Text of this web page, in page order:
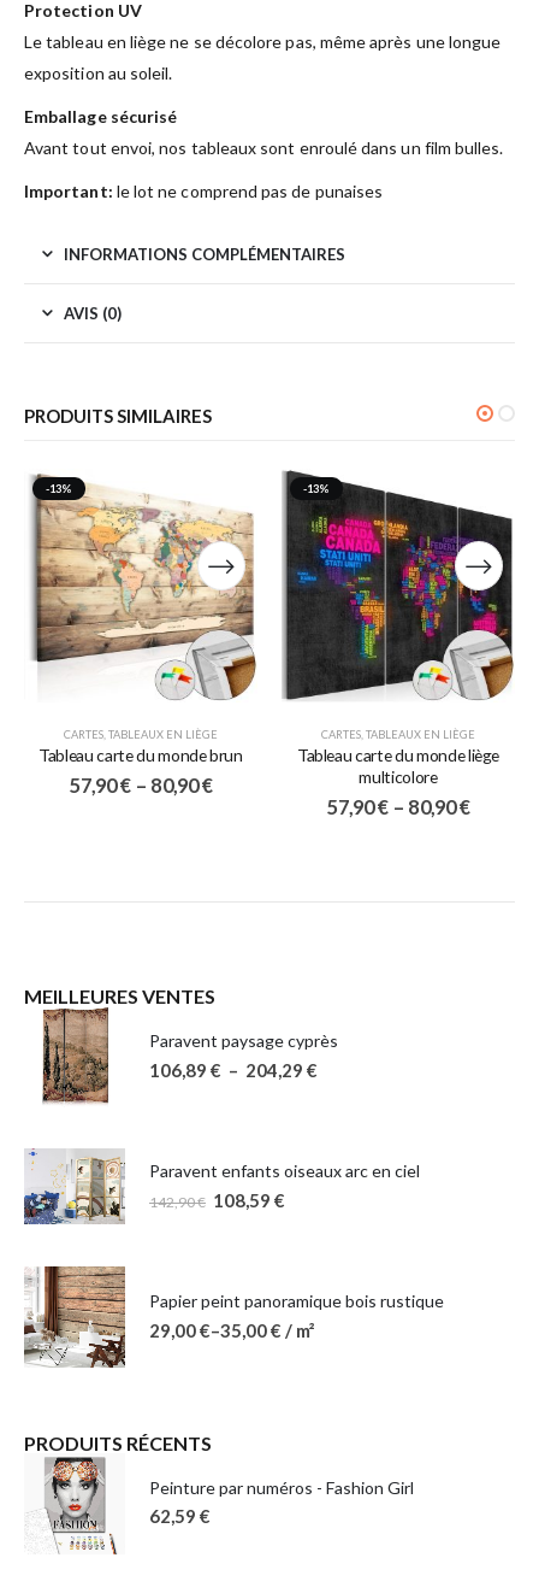
Protection UV
Le tableau en liège ne se décolore pas, même après une longue
exposition au soleil.
Emballage sécurisé
Avant tout envoi, nos tableaux sont enroulé dans un film bulles.
Important: le lot ne comprend pas de punaises
INFORMATIONS COMPLÉMENTAIRES
AVIS (0)
PRODUITS SIMILAIRES
-13%
CARTES TABLEAUX EN LIÈGE
Tableau carte du monde brun
57,90€ – 80,90€
-13%
CARTES TABLEAUX EN LIÈGE
Tableau carte du monde liège
multicolore
57,90€ – 80,90€
MEILLEURES VENTES
Paravent paysage cyprès
106,89 € – 204,29 €
Paravent enfants oiseaux arc en ciel
142,90€ 108,59 €
Papier peint panoramique bois rustique
29,00€–35,00€ / m²
PRODUITS RÉCENTS
Peinture par numéros - Fashion Girl
62,59 €